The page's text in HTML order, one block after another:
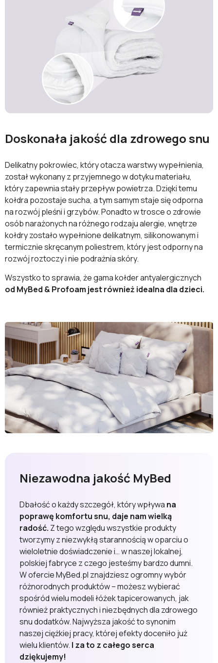
Doskonała jakość dla zdrowego snu
Delikatny pokrowiec, który otacza warstwy wypełnienia,
został wykonany z przyjemnego w dotyku materiału,
który zapewnia stały przepływ powietrza. Dzięki temu
kołdra pozostaje sucha, a tym samym staje się odporna
na rozwój pleśni i grzybów. Ponadto w trosce o zdrowie
osób narażonych na różnego rodzaju alergie, wnętrze
kołdry zostało wypełnione delikatnym, silikonowanym i
termicznie skręcanym poliestrem, który jest odporny na
rozwój roztoczy i nie podrażnia skóry.
Wszystko to sprawia, że gama kołder antyalergicznych
od MyBed & Profoam jest również idealna dla dzieci.
Niezawodna jakość MyBed
Dbałość o każdy szczegół, który wpływa na
poprawę komfortu snu, daje nam wielką
radość. Z tego względu wszystkie produkty
tworzymy z niezwykłą starannością w oparciu o
wieloletnie doświadczenie i… w naszej lokalnej,
polskiej fabryce z czego jesteśmy bardzo dumni.
W ofercie MyBed.pl znajdziesz ogromny wybór
różnorodnych produktów – możesz wybierać
spośród wielu modeli łóżek tapicerowanych, jak
również praktycznych i niezbędnych dla zdrowego
snu dodatków. Najwyższa jakość to synonim
naszej ciężkiej pracy, której efekty doceniło już
wielu klientów. I za to z całego serca
dziękujemy!